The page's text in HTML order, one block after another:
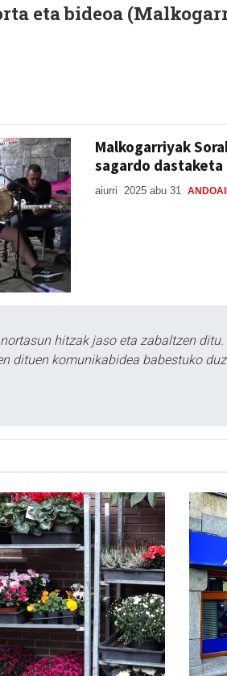
eta bideoa
Malkogarriyak
sagardo
aiurri 2025 abu 31
hitzak jaso eta zabaltzen
dituen komunikabidea babestuko